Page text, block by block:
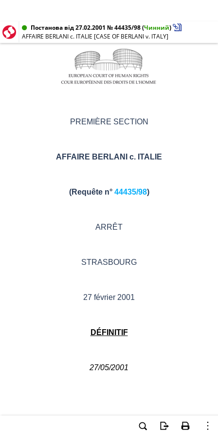
Постанова від 27.02.2001 № 44435/98(Чинний)
AFFAIRE BERLANI c. ITALIE [CASE OF BERLANI v. ITALY]
PREMIÈRE SECTION
AFFAIRE BERLANI c. ITALIE
(Requête n° 44435/98)
ARRÊT
STRASBOURG
27 février 2001
DÉFINITIF
27/05/2001